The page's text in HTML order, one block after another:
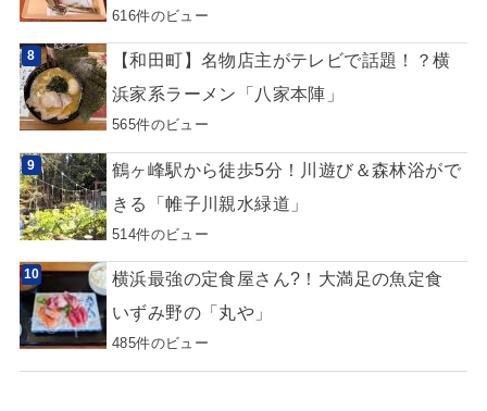
616件のビュー
【和田町】名物店主がテレビで話題！？横
浜家系ラーメン「八家本陣」
565件のビュー
鶴ヶ峰駅から徒歩5分！川遊び＆森林浴がで
きる「帷子川親水緑道」
514件のビュー
横浜最強の定食屋さん?！大満足の魚定食
いずみ野の「丸や」
485件のビュー